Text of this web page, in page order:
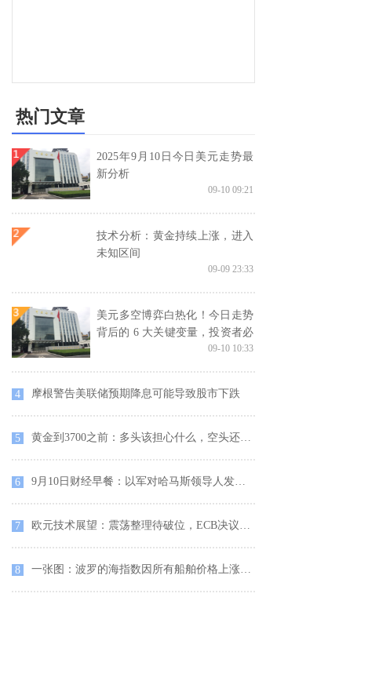
热门文章
2025年9月10日今日美元走势最
新分析
09-10 09:21
技术分析：黄金持续上涨，进入
未知区间
09-09 23:33
美元多空博弈白热化！今日走势
背后的 6 大关键变量，投资者必
09-10 10:33
4 摩根警告美联储预期降息可能导致股市下跌
5 黄金到3700之前：多头该担心什么，空头还能等什么？
6 9月10日财经早餐：以军对哈马斯领导人发动袭击，金价刷新历史高位逼近3675，聚焦美国通胀数据
7 欧元技术展望：震荡整理待破位，ECB决议+美国CPI即将引爆市场
8 一张图：波罗的海指数因所有船舶价格上涨而升至逾一个月高点